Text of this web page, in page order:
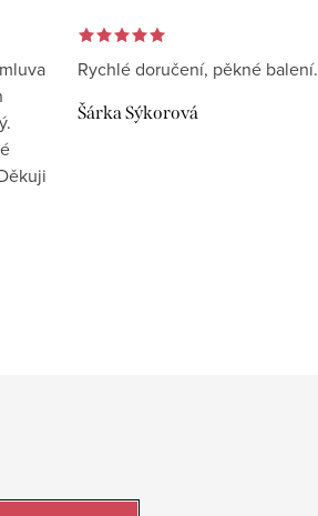
Rychlé doručení, pěkné balení.
Šárka Sýkorová